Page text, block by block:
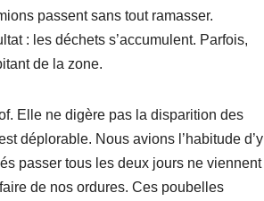
passent sans tout ramasser.
: les déchets s’accumulent. Parfois,
de la zone.
Elle ne digère pas la disparition des
déplorable. Nous avions l’habitude d’y
passer tous les deux jours ne viennent
de nos ordures. Ces poubelles